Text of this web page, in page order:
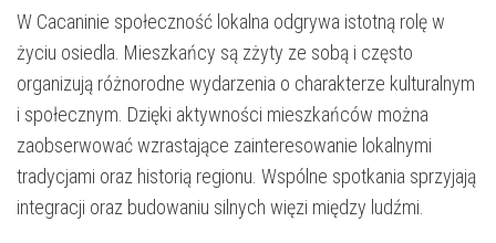
W Cacaninie społeczność lokalna odgrywa istotną rolę w
życiu osiedla. Mieszkańcy są zżyty ze sobą i często
organizują różnorodne wydarzenia o charakterze kulturalnym
i społecznym. Dzięki aktywności mieszkańców można
zaobserwować wzrastające zainteresowanie lokalnymi
tradycjami oraz historią regionu. Wspólne spotkania sprzyjają
integracji oraz budowaniu silnych więzi między ludźmi.